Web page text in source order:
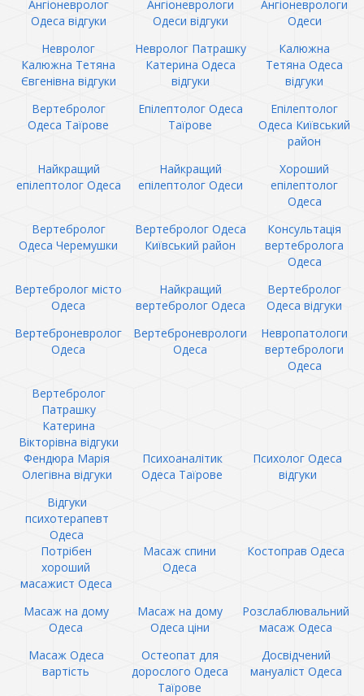
Ангіоневролог
Одеса відгуки
Ангіоневрологи
Одеси відгуки
Ангіоневрологи
Одеси
Невролог
Калюжна Тетяна
Євгенівна відгуки
Невролог Патрашку
Катерина Одеса
відгуки
Калюжна
Тетяна Одеса
відгуки
Вертебролог
Одеса Таїрове
Епілептолог Одеса
Таїрове
Епілептолог
Одеса Київський
район
Найкращий
епілептолог Одеса
Найкращий
епілептолог Одеси
Хороший
епілептолог
Одеса
Вертебролог
Одеса Черемушки
Вертебролог Одеса
Київський район
Консультація
вертебролога
Одеса
Вертебролог місто
Одеса
Найкращий
вертебролог Одеса
Вертебролог
Одеса відгуки
Вертеброневролог
Одеса
Вертеброневрологи
Одеса
Невропатологи
вертебрологи
Одеса
Вертебролог
Патрашку
Катерина
Вікторівна відгуки
Фендюра Марія
Олегівна відгуки
Психоаналітик
Одеса Таїрове
Психолог Одеса
відгуки
Відгуки
психотерапевт
Одеса
Потрібен
хороший
масажист Одеса
Масаж спини
Одеса
Костоправ Одеса
Масаж на дому
Одеса
Масаж на дому
Одеса ціни
Розслаблювальний
масаж Одеса
Масаж Одеса
вартість
Остеопат для
дорослого Одеса
Таїрове
Досвідчений
мануаліст Одеса